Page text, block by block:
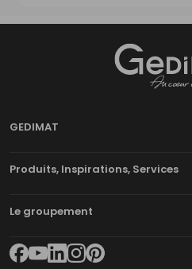
GEDIMAT
Produits, Inspirations, Services
Le groupement